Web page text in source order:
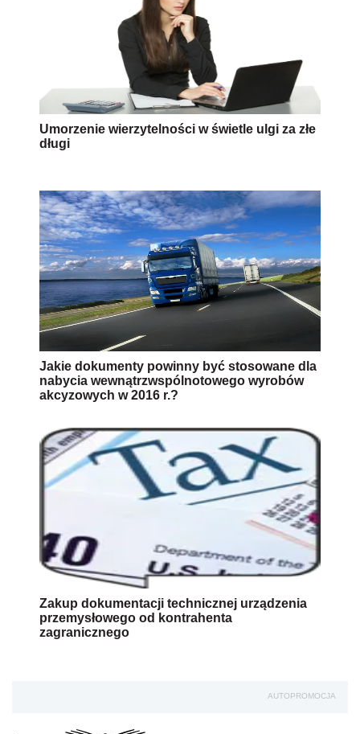
Umorzenie wierzytelności w świetle ulgi za złe
długi
Jakie dokumenty powinny być stosowane dla
nabycia wewnątrzwspólnotowego wyrobów
akcyzowych w 2016 r.?
Zakup dokumentacji technicznej urządzenia
przemysłowego od kontrahenta
zagranicznego
AUTOPROMOCJA